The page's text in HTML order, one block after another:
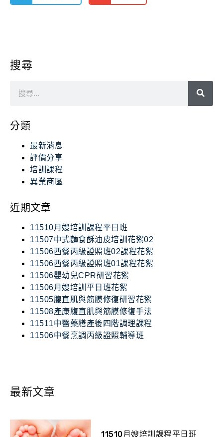
搜尋
分類
最新消息
評價分享
培訓課程
異業商區
近期文章
11510月嫂培訓課程平日班
11507中式麵食酥油皮培訓花絮02
11506西餐丙級證照班02課程花絮
11506西餐丙級證照班01課程花絮
11506嬰幼兒CPR研習花絮
11506月嫂培訓平日班花絮
11505腹直肌與筋膜修復研習花絮
11508產康腹直肌與筋膜修復手法
11511中醫藥膳產後四階調理課程
11506中餐烹調丙級證照輔導班
最新文章
11510月嫂培訓課程平日班